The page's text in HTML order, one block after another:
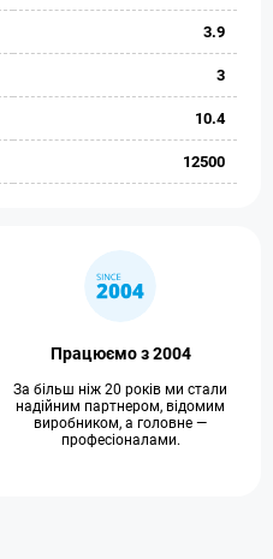
3.9
3
10.4
12500
Працюємо з 2004
За більш ніж 20 років ми стали
надійним партнером, відомим
виробником, а головне —
професіоналами.